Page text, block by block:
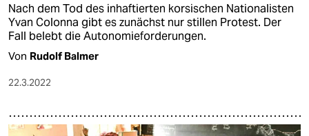
Nach dem Tod des inhaftierten korsischen Nationalisten
Yvan Colonna gibt es zunächst nur stillen Protest. Der
Fall belebt die Autonomieforderungen.
Von Rudolf Balmer
22.3.2022